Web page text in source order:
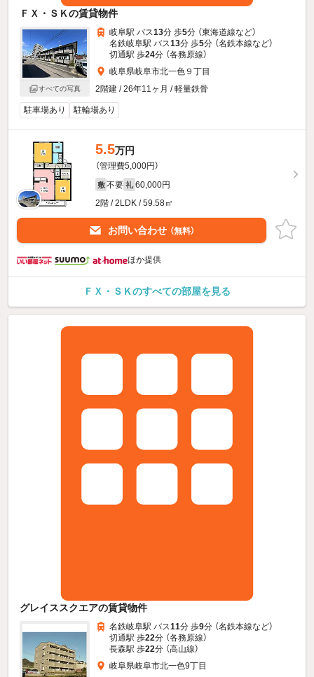
ＦＸ・ＳＫの賃貸物件
すべての写真
岐阜駅 バス13分 歩5分 （東海道線など）
名鉄岐阜駅 バス13分 歩5分 （名鉄本線など）
切通駅 歩24分 （各務原線）
岐阜県岐阜市北一色９丁目
2階建 / 26年11ヶ月 / 軽量鉄骨
駐車場あり 駐輪場あり
5.5万円
（管理費5,000円）
敷 不要 礼 60,000円
2階 / 2LDK / 59.58㎡
お問い合わせ （無料）
ほか提供
ＦＸ・ＳＫのすべての部屋を見る
グレイススクエアの賃貸物件
名鉄岐阜駅 バス11分 歩9分 （名鉄本線など）
切通駅 歩22分 （各務原線）
長森駅 歩22分 （高山線）
岐阜県岐阜市北一色9丁目